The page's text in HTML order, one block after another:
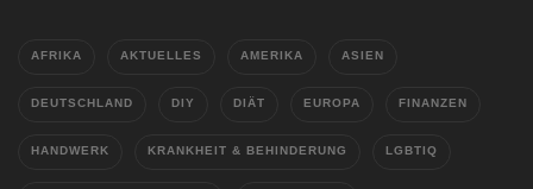
AFRIKA AKTUELLES AMERIKA ASIEN
DEUTSCHLAND DIY DIÄT EUROPA FINANZEN
HANDWERK KRANKHEIT & BEHINDERUNG LGBTIQ